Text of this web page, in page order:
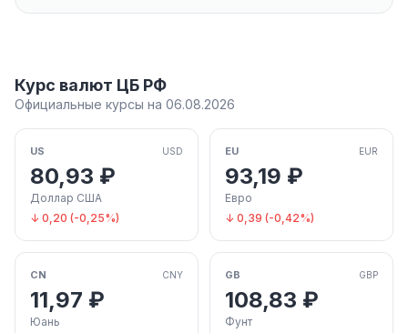
Курс валют ЦБ РФ
Официальные курсы на 06.08.2026
US USD
80,93 ₽
Доллар США
↓ 0,20 (-0,25%)
EU EUR
93,19 ₽
Евро
↓ 0,39 (-0,42%)
CN CNY
11,97 ₽
Юань
GB GBP
108,83 ₽
Фунт